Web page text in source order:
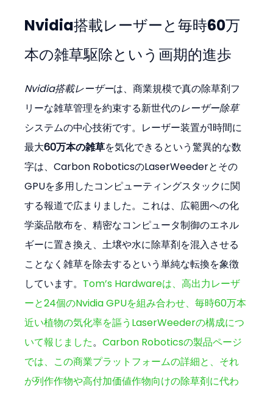
Nvidia搭載レーザーと毎時60万
本の雑草駆除という画期的進歩
Nvidia搭載レーザーは、商業規模で真の除草剤フ
リーな雑草管理を約束する新世代のレーザー除草
システムの中心技術です。レーザー装置が1時間に
最大60万本の雑草を気化できるという驚異的な数
字は、Carbon RoboticsのLaserWeederとその
GPUを多用したコンピューティングスタックに関
する報道で広まりました。これは、広範囲への化
学薬品散布を、精密なコンピュータ制御のエネル
ギーに置き換え、土壌や水に除草剤を混入させる
ことなく雑草を除去するという単純な転換を象徴
しています。 Tom’s Hardwareは、高出力レーザ
ーと24個のNvidia GPUを組み合わせ、毎時60万本
近い植物の気化率を謳うLaserWeederの構成につ
いて報じました。Carbon Roboticsの製品ページ
では、この商業プラットフォームの詳細と、それ
が列作作物や高付加価値作物向けの除草剤に代わ